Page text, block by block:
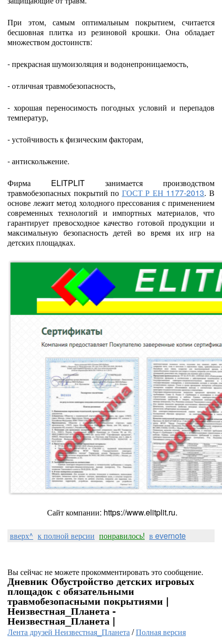
При этом, самым оптимальным покрытием, считается
бесшовная плитка из резиновой крошки. Она обладает
множеством достоинств:
- прекрасная шумоизоляция и водонепроницаемость,
- отличная травмобезопасность,
- хорошая переносимость погодных условий и перепадов
температур,
- устойчивость к физическим факторам,
- антискольжение.
Фирма ELITPLIT занимается производством
травмобезопасных покрытий по ГОСТ Р ЕН 1177-2013. В
основе лежит метод холодного прессования с применением
современных технологий и импортных материалов, что
гарантирует превосходное качество готовой продукции и
максимальную безопасность детей во время их игр на
детских площадках.
Сайт компании: https://www.elitplit.ru.
вверх^ к полной версии понравилось! в evernote
Вы сейчас не можете прокомментировать это сообщение.
Дневник Обустройство детских игровых
площадок с обязательными
травмобезопасными покрытиями |
Неизвестная_Планета -
Неизвестная_Планета |
Лента друзей Неизвестная_Планета/Полная версия